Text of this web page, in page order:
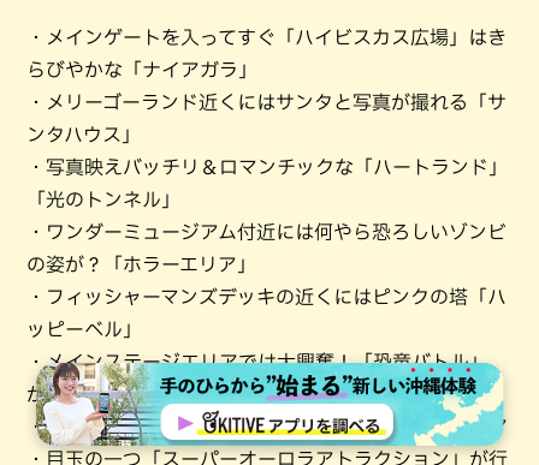
・メインゲートを入ってすぐ「ハイビスカス広場」はき
らびやかな「ナイアガラ」
・メリーゴーランド近くにはサンタと写真が撮れる「サ
ンタハウス」
・写真映えバッチリ＆ロマンチックな「ハートランド」
「光のトンネル」
・ワンダーミュージアム付近には何やら恐ろしいゾンビ
の姿が？「ホラーエリア」
・フィッシャーマンズデッキの近くにはピンクの塔「ハ
ッピーベル」
・メインステージエリアでは大興奮！「恐竜バトル」
が！！
・シーサーとフラミンゴもランタンに！ランタンエリア
・目玉の一つ「スーパーオーロラアトラクション」が行